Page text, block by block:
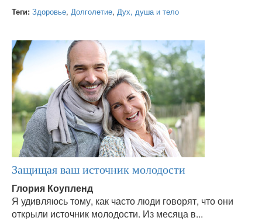
Теги: Здоровье, Долголетие, Дух, душа и тело
Защищая ваш источник молодости
Глория Коупленд
Я удивляюсь тому, как часто люди говорят, что они
открыли источник молодости. Из месяца в...